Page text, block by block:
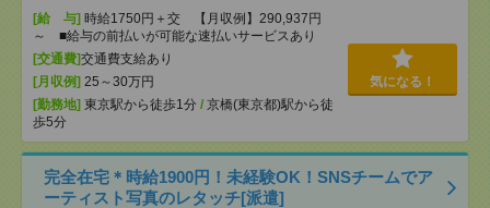
[給 与] 時給1750円＋交 【月収例】290,937円
～ ■給与の前払いが可能な速払いサービスあり
[交通費]交通費支給あり
[月収例] 25～30万円
[勤務地] 東京駅から徒歩1分 / 京橋(東京都)駅から徒
歩5分
気になる！
完全在宅＊時給1900円！未経験OK！SNSチームでア
ーティスト写真のレタッチ[派遣]